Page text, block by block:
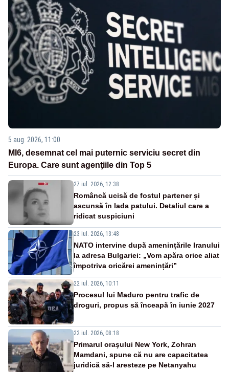
5 aug. 2026, 11:00
MI6, desemnat cel mai puternic serviciu secret din
Europa. Care sunt agenţiile din Top 5
27 iul. 2026, 12:38
Româncă ucisă de fostul partener și
ascunsă în lada patului. Detaliul care a
ridicat suspiciuni
23 iul. 2026, 13:48
NATO intervine după amenințările Iranului
la adresa Bulgariei: „Vom apăra orice aliat
împotriva oricărei amenințări”
22 iul. 2026, 10:11
Procesul lui Maduro pentru trafic de
droguri, propus să înceapă în iunie 2027
22 iul. 2026, 08:18
Primarul oraşului New York, Zohran
Mamdani, spune că nu are capacitatea
juridică să-l aresteze pe Netanyahu